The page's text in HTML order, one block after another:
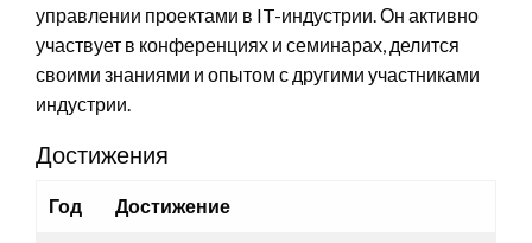
управлении проектами в IT-индустрии. Он активно
участвует в конференциях и семинарах, делится
своими знаниями и опытом с другими участниками
индустрии.
Достижения
Год Достижение